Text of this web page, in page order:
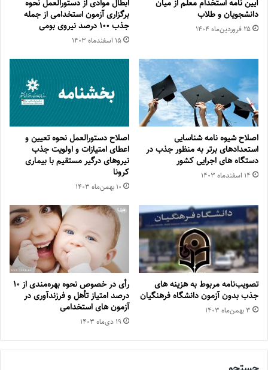
آیین نامه استخدام معلم از میان
دانشجویان و طلاب
۲۵ فروردین‌ماه ۱۴۰۴
ابطال موادی از دستورالعمل نحوه
برگزاری آزمون استخدامی از جمله
جذب ۱۰۰ درصد نیروی بومی
۱۵ اسفند‌ماه ۱۴۰۳
اصلاح شیوه نامه شناسایی
استعدادهای برتر به منظور جذب در
دستگاه های اجرایی کشور
۱۴ اسفند‌ماه ۱۴۰۳
اصلاح دستورالعمل نحوه تعیین و
اعطای امتیازات و اولویت جذب
نیروهای درگیر مستقیم با بیماری
کرونا
۱۰ بهمن‌ماه ۱۴۰۳
تصویب‌نامه مربوط به هزینه های
جذب بدون آزمون دانشگاه فرهنگیان
۳ بهمن‌ماه ۱۴۰۳
رأی در خصوص نحوه بهره‌مندی از ۱۰
درصد امتیاز تأهل و فرزندآوری در
آزمون های استخدامی
۱۹ دی‌ماه ۱۴۰۳